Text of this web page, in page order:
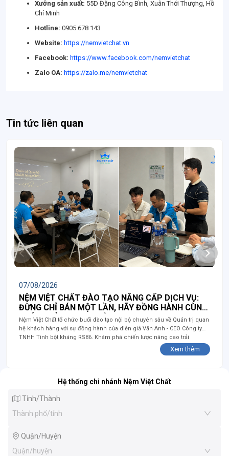
Xưởng sản xuất: 55D Đặng Công Bình, Xuân Thới Thượng, Hồ
Chí Minh
Hotline: 0905 678 143
Website: https://nemvietchat.vn
Facebook: https://www.facebook.com/nemvietchat
Zalo OA: https://zalo.me/nemvietchat
Tin tức liên quan
07/08/2026
NỆM VIỆT CHẤT ĐÀO TẠO NÂNG CẤP DỊCH VỤ:
ĐỪNG CHỈ BÁN MỘT LẦN, HÃY ĐỒNG HÀNH CÙNG
KHÁCH HÀNG TRỌN ĐỜI
Nệm Việt Chất tổ chức buổi đào tạo nội bộ chuyên sâu về Quản trị quan
hệ khách hàng với sự đồng hành của diễn giả Văn Anh - CEO Công ty
TNHH Tinh bột kháng RS86. Khám phá chiến lược nâng cao trải
nghiệm dịch vụ và đồng hành trọn đời cùng khách hàng!Xem thêm
Hệ thống chi nhánh Nệm Việt Chất
Tỉnh/Thành
Thành phố/tỉnh
Quận/Huyện
Quận/huyện